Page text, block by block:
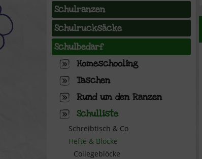
Schulranzen
Schulrucksäcke
Schulbedarf
Homeschooling
Taschen
Rund um den Ranzen
Schulliste
Schreibtisch & Co
Hefte & Blöcke
Collegeblöcke